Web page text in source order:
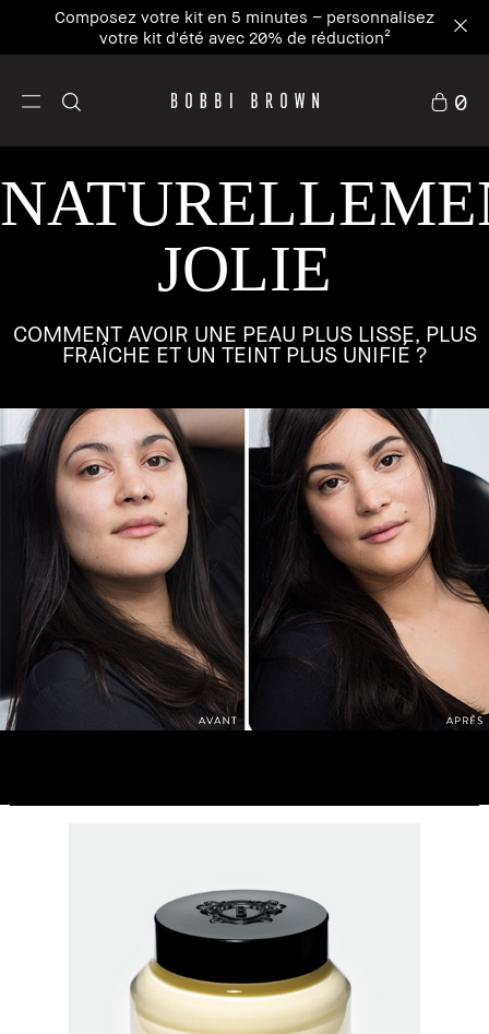
Composez votre kit en 5 minutes – personnalisez
votre kit d'été avec 20% de réduction²
0
JOLIE
COMMENT AVOIR UNE PEAU PLUS LISSE, PLUS
FRAÎCHE ET UN TEINT PLUS UNIFIÉ ?